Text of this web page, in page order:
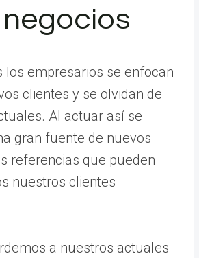
los empresarios se enfocan
clientes y se olvidan de
Al actuar así se
gran fuente de nuevos
referencias que pueden
nuestros clientes
a nuestros actuales